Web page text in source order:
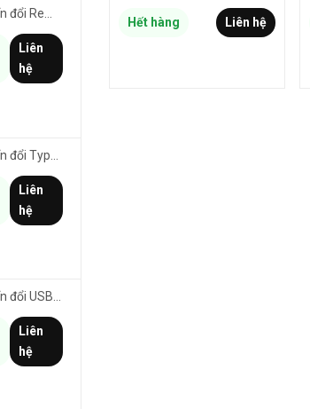
Hết hàng Liên hệ
Đầu chuyển đổi Remax CB32-L-AF từ USB sang Lightning male cho thiết bị cổng USB kết nối iphone/ipad
Liên
hệ
Liên
hệ
Đầu chuyển đổi USB 3.0 to TypeC REMAX CB32-C-AF hỗ trợ truyền data tối đa 5Gbps
Liên
hệ